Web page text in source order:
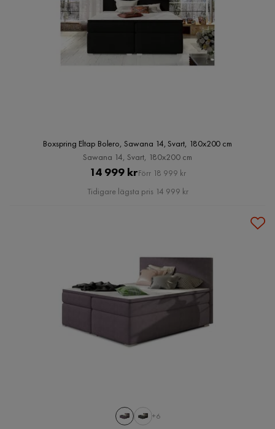
Boxspring Eltap Bolero, Sawana 14, Svart, 180x200 cm
Sawana 14, Svart, 180x200 cm
Pris
14 999 krOriginal
Pris
Förr 18 999 kr
Tidigare lägsta pris 14 999 kr
+6